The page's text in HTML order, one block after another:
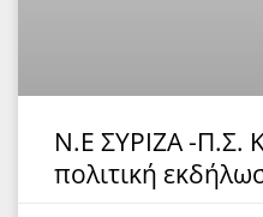
Ν.Ε ΣΥΡΙΖΑ -Π.Σ.
πολιτική